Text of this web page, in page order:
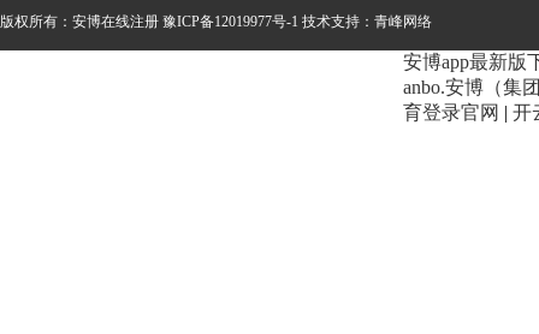
版权所有：安博在线注册 豫ICP备12019977号-1 技术支持： 青峰网络
安博app最新版
anbo.安博（集
育登录官网 | 开